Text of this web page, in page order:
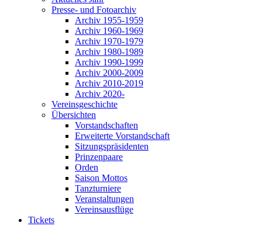
Presse- und Fotoarchiv
Archiv 1955-1959
Archiv 1960-1969
Archiv 1970-1979
Archiv 1980-1989
Archiv 1990-1999
Archiv 2000-2009
Archiv 2010-2019
Archiv 2020-
Vereinsgeschichte
Übersichten
Vorstandschaften
Erweiterte Vorstandschaft
Sitzungspräsidenten
Prinzenpaare
Orden
Saison Mottos
Tanzturniere
Veranstaltungen
Vereinsausflüge
Tickets